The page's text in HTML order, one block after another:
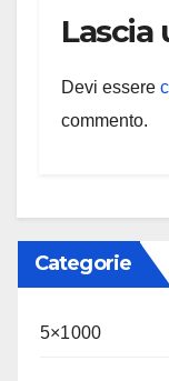
Devi essere
commento.
Categorie
5×1000